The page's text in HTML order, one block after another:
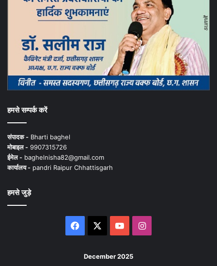
हमसे सम्पर्क करें
संपादक - Bharti baghel
मोबाइल - 9907315726
ईमेल - baghelnisha82@gmail.com
कार्यालय - pandri Raipur Chhattisgarh
हमसे जुड़े
Facebook YouTubeInstagram
December 2025